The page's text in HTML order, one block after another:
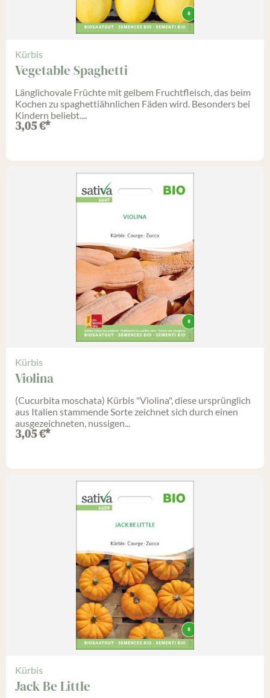
Kürbis
Vegetable Spaghetti
Länglichovale Früchte mit gelbem Fruchtfleisch, das beim
Kochen zu spaghettiähnlichen Fäden wird. Besonders bei
Kindern beliebt....
3,05€*
Kürbis
Violina
(Cucurbita moschata) Kürbis "Violina", diese ursprünglich
aus Italien stammende Sorte zeichnet sich durch einen
ausgezeichneten, nussigen...
3,05€*
Kürbis
Jack Be Little